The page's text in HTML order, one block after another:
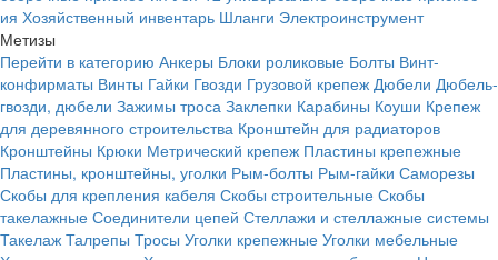
ия Хозяйственный инвентарь Шланги Электроинструмент
Метизы
Перейти в категорию Анкеры Блоки роликовые Болты Винт-
конфирматы Винты Гайки Гвозди Грузовой крепеж Дюбели Дюбель-
гвозди, дюбели Зажимы троса Заклепки Карабины Коуши Крепеж
для деревянного строительства Кронштейн для радиаторов
Кронштейны Крюки Метрический крепеж Пластины крепежные
Пластины, кронштейны, уголки Рым-болты Рым-гайки Саморезы
Скобы для крепления кабеля Скобы строительные Скобы
такелажные Соединители цепей Стеллажи и стеллажные системы
Такелаж Талрепы Тросы Уголки крепежные Уголки мебельные